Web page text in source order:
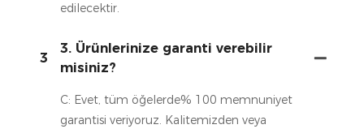
edilecektir.
3
3. Ürünlerinize garanti verebilir
misiniz?
C: Evet, tüm öğelerde% 100 memnuniyet
garantisi veriyoruz. Kalitemizden veya